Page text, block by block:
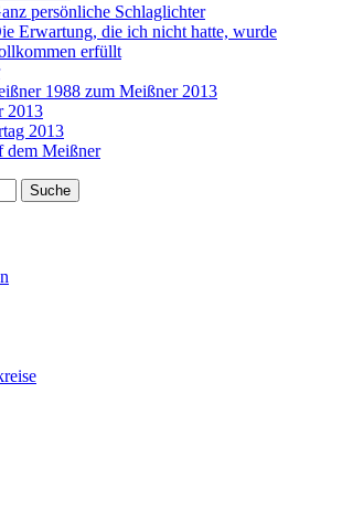
persönliche Schlaglichter
Erwartung, die ich nicht hatte, wurde
erfüllt
1988 zum Meißner 2013
2013
2013
dem Meißner